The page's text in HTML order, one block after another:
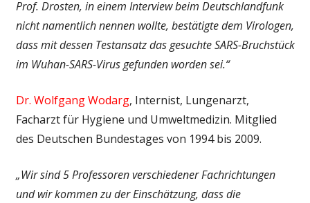
Prof. Drosten, in einem Interview beim Deutschlandfunk
nicht namentlich nennen wollte, bestätigte dem Virologen,
dass mit dessen Testansatz das gesuchte SARS-Bruchstück
im Wuhan-SARS-Virus gefunden worden sei.“
Dr. Wolfgang Wodarg, Internist, Lungenarzt,
Facharzt für Hygiene und Umweltmedizin. Mitglied
des Deutschen Bundestages von 1994 bis 2009.
„Wir sind 5 Professoren verschiedener Fachrichtungen
und wir kommen zu der Einschätzung, dass die